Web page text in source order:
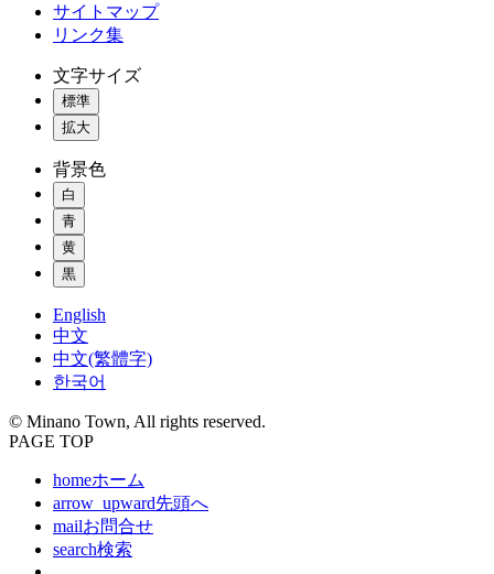
サイトマップ
リンク集
文字サイズ
標準
拡大
背景色
白
青
黄
黒
English
中文
中文(繁體字)
한국어
© Minano Town, All rights reserved.
PAGE TOP
homeホーム
arrow_upward先頭へ
mailお問合せ
search検索